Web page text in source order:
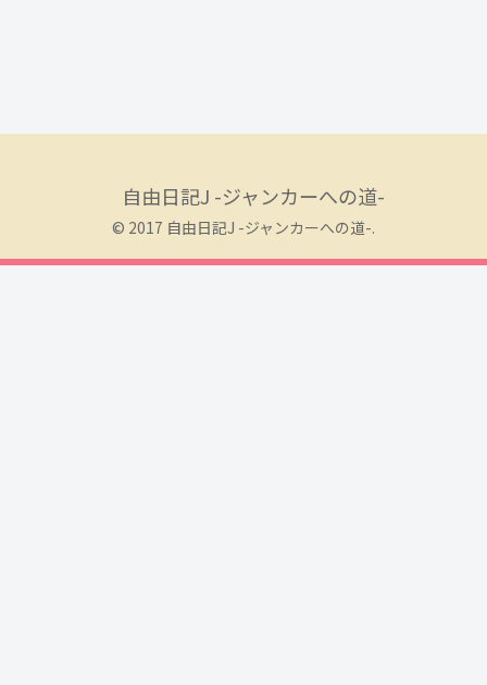
自由日記J -ジャンカーへの道-
© 2017 自由日記J -ジャンカーへの道-.